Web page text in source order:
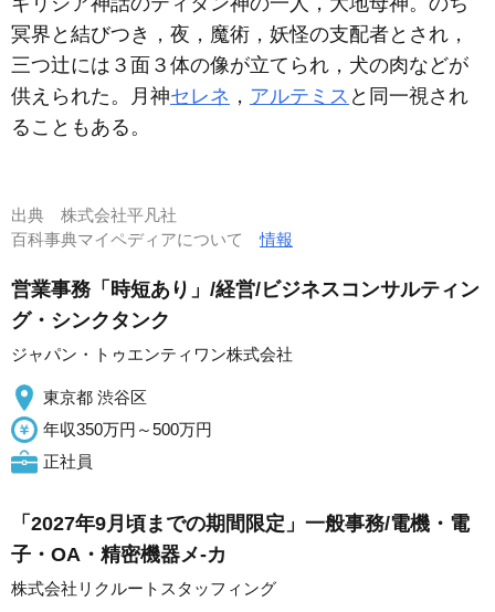
冥界と結びつき，夜，魔術，妖怪の支配者とされ，
三つ辻には３面３体の像が立てられ，犬の肉などが
供えられた。月神セレネ ， アルテミス と同一視され
ることもある。
出典 株式会社平凡社
百科事典マイペディアについて情報
営業事務「時短あり」/経営/ビジネスコンサルティン
グ・シンクタンク
ジャパン・トゥエンティワン株式会社
東京都 渋谷区
年収350万円～500万円
正社員
「2027年9月頃までの期間限定」一般事務/電機・電
子・OA・精密機器メ-カ
株式会社リクルートスタッフィング